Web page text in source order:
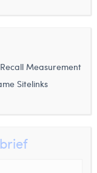
Measurement
Sitelinks